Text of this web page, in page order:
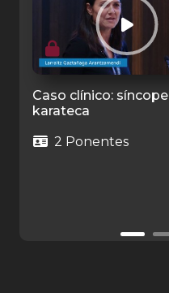
Caso clínico: síncope
karateca
2 Ponentes